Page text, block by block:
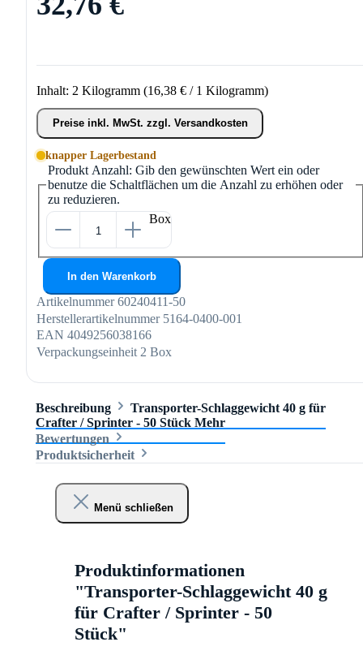
Inhalt: 2 Kilogramm (16,38 € / 1 Kilogramm)
Preise inkl. MwSt. zzgl. Versandkosten
knapper Lagerbestand
Produkt Anzahl: Gib den gewünschten Wert ein oder
benutze die Schaltflächen um die Anzahl zu erhöhen oder
zu reduzieren.
Box
In den Warenkorb
Artikelnummer 60240411-50
Herstellerartikelnummer 5164-0400-001
EAN 4049256038166
Verpackungseinheit 2 Box
Beschreibung
Transporter-Schlaggewicht 40 g für
Crafter / Sprinter - 50 Stück Mehr
Bewertungen
Produktsicherheit
Menü schließen
Produktinformationen
"Transporter-Schlaggewicht 40 g
für Crafter / Sprinter - 50
Stück"